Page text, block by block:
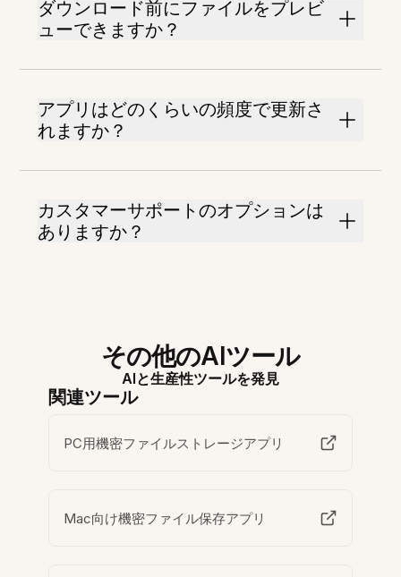
ダウンロード前にファイルをプレビ
ューできますか？
アプリはどのくらいの頻度で更新さ
れますか？
カスタマーサポートのオプションは
ありますか？
その他のAIツール
AIと生産性ツールを発見
関連ツール
PC用機密ファイルストレージアプリ
Mac向け機密ファイル保存アプリ